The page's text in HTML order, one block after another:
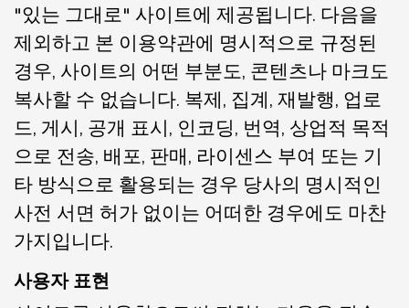
"있는 그대로" 사이트에 제공됩니다. 다음을
제외하고 본 이용약관에 명시적으로 규정된
경우, 사이트의 어떤 부분도, 콘텐츠나 마크도
복사할 수 없습니다. 복제, 집계, 재발행, 업로
드, 게시, 공개 표시, 인코딩, 번역, 상업적 목적
으로 전송, 배포, 판매, 라이센스 부여 또는 기
타 방식으로 활용되는 경우 당사의 명시적인
사전 서면 허가 없이는 어떠한 경우에도 마찬
가지입니다.
사용자 표현